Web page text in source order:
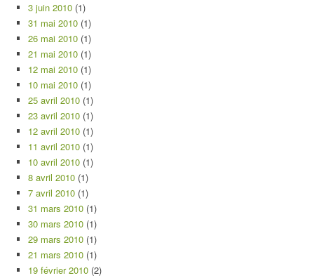
3 juin 2010 (1)
31 mai 2010 (1)
26 mai 2010 (1)
21 mai 2010 (1)
12 mai 2010 (1)
10 mai 2010 (1)
25 avril 2010 (1)
23 avril 2010 (1)
12 avril 2010 (1)
11 avril 2010 (1)
10 avril 2010 (1)
8 avril 2010 (1)
7 avril 2010 (1)
31 mars 2010 (1)
30 mars 2010 (1)
29 mars 2010 (1)
21 mars 2010 (1)
19 février 2010 (2)